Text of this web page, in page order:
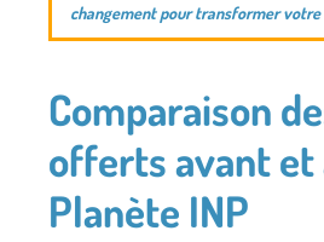
changement pour transformer votre
Comparaison
offerts avant et
Planète INP